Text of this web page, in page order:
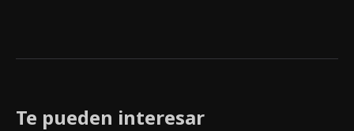
Te pueden interesar